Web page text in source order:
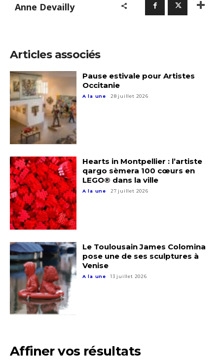
Nom
Statut / Organisation
J'accepte lestermes et conditions
* Champ obligatoire
Anne Devailly
Articles associés
Pause estivale pour Artistes
Occitanie
A la une 28 juillet 2026
Hearts in Montpellier : l’artiste
qargo sèmera 100 cœurs en
LEGO® dans la ville
A la une 27 juillet 2026
Le Toulousain James Colomina
pose une de ses sculptures à
Venise
A la une 13 juillet 2026
Affiner vos résultats